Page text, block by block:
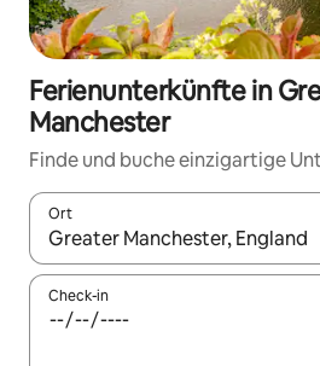
Ferienunterkünfte in
Manchester
Finde und buche einzigartige
Ort
Wenn Ergebnisse verfügbar sind,
Check-in